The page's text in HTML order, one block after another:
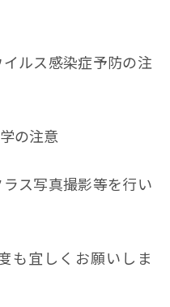
ルス感染症予防の注
の注意
ス写真撮影等を行い
も宜しくお願いしま